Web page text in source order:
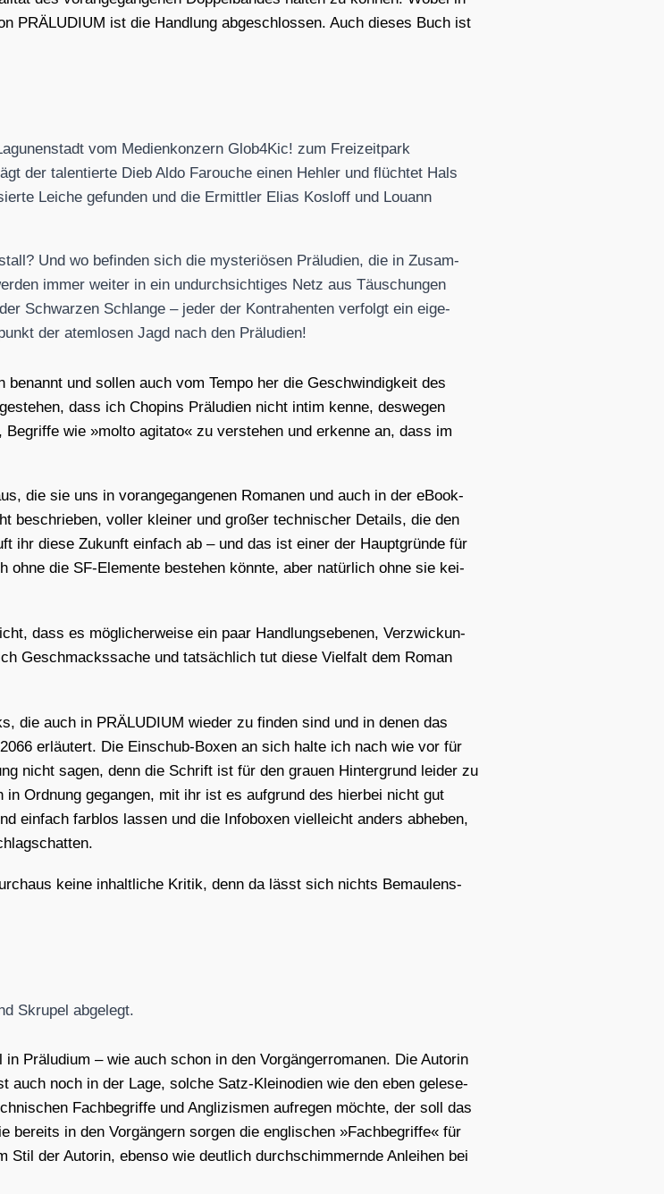
PRÄLUDIUM ist die Hand­lung abge­schlos­sen. Auch die­ses Buch ist
vom Medi­en­kon­zern Glob4Kic! zum Frei­zeit­park
der talen­tier­te Dieb Aldo Farou­che einen Heh­ler und flüch­tet Hals
Lei­che gefun­den und die Ermitt­ler Eli­as Kosloff und Louann
Und wo befin­den sich die mys­te­riö­sen Prä­lu­di­en, die in Zusam­
immer wei­ter in ein undurch­sich­ti­ges Netz aus Täu­schun­gen
Schwar­zen Schlan­ge – jeder der Kon­tra­hen­ten ver­folgt ein eige­
der atem­lo­sen Jagd nach den Prä­lu­di­en!
und sol­len auch vom Tem­po her die Geschwin­dig­keit des
dass ich Cho­pins Prä­lu­di­en nicht intim ken­ne, des­we­gen
wie »mol­to agi­ta­to« zu ver­ste­hen und erken­ne an, dass im
die sie uns in vor­an­ge­gan­ge­nen Roma­nen und auch in der eBook-
beschrie­ben, vol­ler klei­ner und gro­ßer tech­ni­scher Details, die den
ihr die­se Zukunft ein­fach ab – und das ist einer der Haupt­grün­de für
ohne die SF-Ele­men­te bestehen könn­te, aber natür­lich ohne sie kei­
dass es mög­li­cher­wei­se ein paar Hand­lungs­ebe­nen, Ver­zwi­ckun­
Geschmacks­sa­che und tat­säch­lich tut die­se Viel­falt dem Roman
die auch in PRÄLUDIUM wie­der zu fin­den sind und in denen das
erläu­tert. Die Ein­schub-Boxen an sich hal­te ich nach wie vor für
nicht sagen, denn die Schrift ist für den grau­en Hin­ter­grund lei­der zu
Ord­nung gegan­gen, mit ihr ist es auf­grund des hier­bei nicht gut
ein­fach farb­los las­sen und die Info­bo­xen viel­leicht anders abhe­ben,
kei­ne inhalt­li­che Kri­tik, denn da lässt sich nichts Bemau­len­s­
Skru­pel abge­legt.
Prä­lu­di­um – wie auch schon in den Vor­gän­ger­ro­ma­nen. Die Autorin
auch noch in der Lage, sol­che Satz-Klein­odi­en wie den eben gele­se­
Fach­be­grif­fe und Angli­zis­men auf­re­gen möch­te, der soll das
in den Vor­gän­gern sor­gen die eng­li­schen »Fach­be­grif­fe« für
Stil der Autorin, eben­so wie deut­lich durch­schim­mern­de Anlei­hen bei